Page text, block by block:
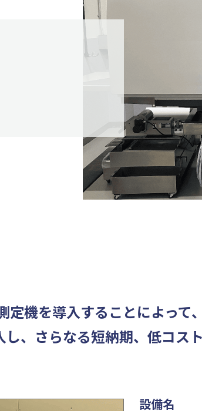
機を導⼊することによって
、さらなる短納期、低コス
設備名